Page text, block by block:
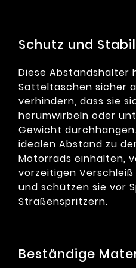
Schutz und
Diese Abstandshalter
Satteltaschen sicher
verhindern, dass sie
herumwirbeln oder
Gewicht
idealen Abstand zu
Motorrads einhalten,
vorzeitigen
und schützen sie vor
Straßenspritzern.
Beständige